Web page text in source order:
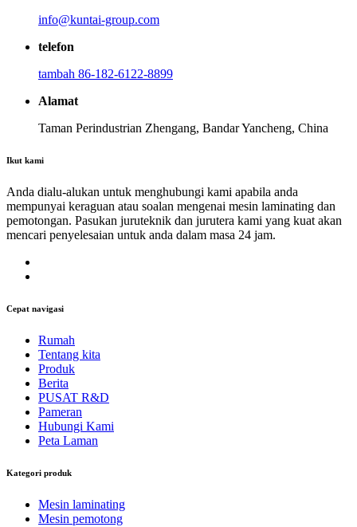
info@kuntai-group.com
telefon
tambah 86-182-6122-8899
Alamat
Taman Perindustrian Zhengang, Bandar Yancheng, China
Ikut kami
Anda dialu-alukan untuk menghubungi kami apabila anda
mempunyai keraguan atau soalan mengenai mesin laminating dan
pemotongan. Pasukan juruteknik dan jurutera kami yang kuat akan
mencari penyelesaian untuk anda dalam masa 24 jam.
Cepat navigasi
Rumah
Tentang kita
Produk
Berita
PUSAT R&D
Pameran
Hubungi Kami
Peta Laman
Kategori produk
Mesin laminating
Mesin pemotong